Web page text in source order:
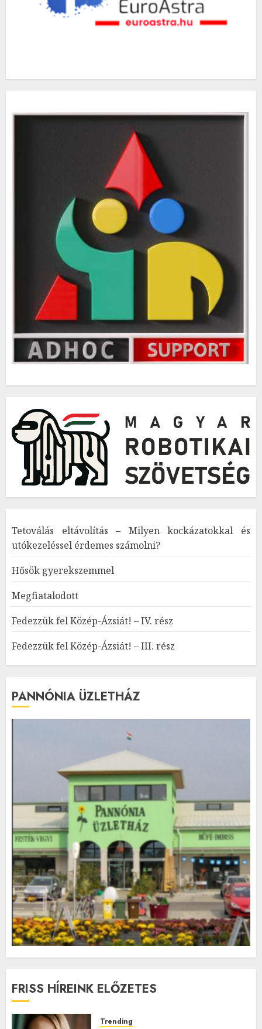
Tetoválás eltávolítás – Milyen kockázatokkal és
utókezeléssel érdemes számolni?
Hősök gyerekszemmel
Megfiatalodott
Fedezzük fel Közép-Ázsiát! – IV. rész
Fedezzük fel Közép-Ázsiát! – III. rész
PANNÓNIA ÜZLETHÁZ
FRISS HÍREINK ELŐZETES
Trending